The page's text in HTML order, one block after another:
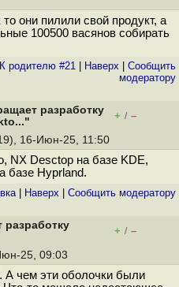
они пилили свой продукт, а
100500 васянов собирать
К родителю #21 Наверх
Cообщить
модератору
разработку
+ / –
16-Июн-25, 11:50
NX Desctop на базе KDE,
базе Hyprland.
| Наверх Cообщить модератору
разработку
+ / –
25, 09:03
А чем эти оболочки были